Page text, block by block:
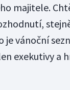
majitele.
vánoční
exekutivy a